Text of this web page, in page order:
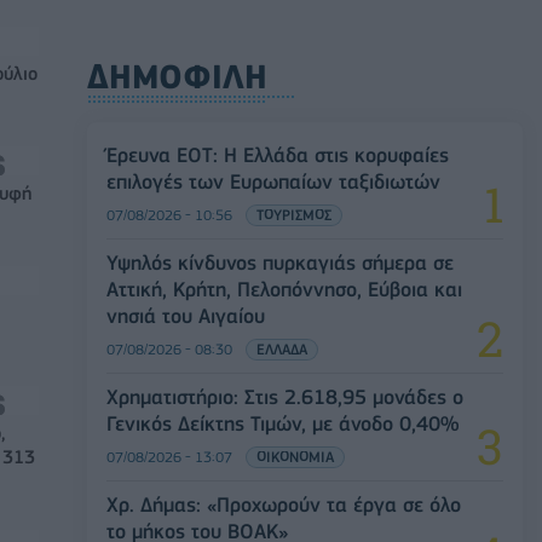
ΔΗΜΟΦΙΛΗ
Έρευνα ΕΟΤ: Η Ελλάδα στις κορυφαίες
επιλογές των Ευρωπαίων ταξιδιωτών
07/08/2026 - 10:56 ΤΟΥΡΙΣΜΟΣ
Υψηλός κίνδυνος πυρκαγιάς σήμερα σε
Αττική, Κρήτη, Πελοπόννησο, Εύβοια και
νησιά του Αιγαίου
07/08/2026 - 08:30 ΕΛΛΑΔΑ
Χρηματιστήριο: Στις 2.618,95 μονάδες ο
Γενικός Δείκτης Τιμών, με άνοδο 0,40%
07/08/2026 - 13:07 ΟΙΚΟΝΟΜΙΑ
Χρ. Δήμας: «Προχωρούν τα έργα σε όλο
το μήκος του ΒΟΑΚ»